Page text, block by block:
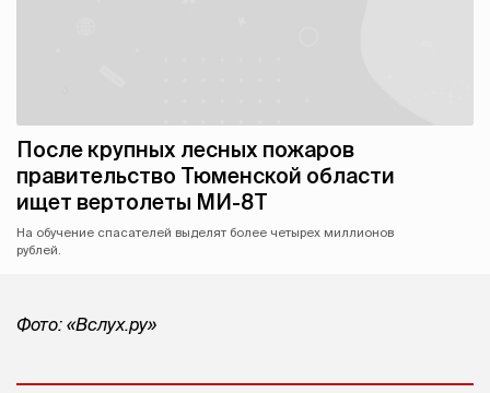
После крупных лесных пожаров
правительство Тюменской области
ищет вертолеты МИ-8Т
На обучение спасателей выделят более четырех миллионов
рублей.
Фото: «Вслух.ру»